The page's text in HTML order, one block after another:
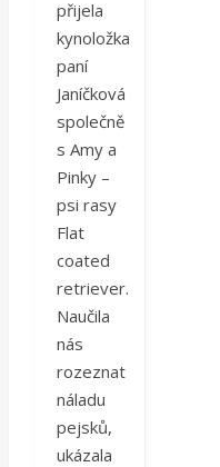
přijela
kynoložka
paní
Janíčková
společně
s Amy a
Pinky –
psi rasy
Flat
coated
retriever.
Naučila
nás
rozeznat
náladu
pejsků,
ukázala